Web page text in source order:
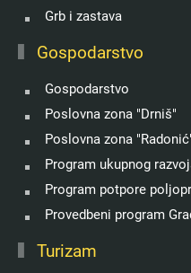
Grb i zastava
Gospodarstvo
Gospodarstvo
Poslovna zona "Drniš"
Poslovna zona
Program ukupnog
Program potpore
Provedbeni program
Turizam